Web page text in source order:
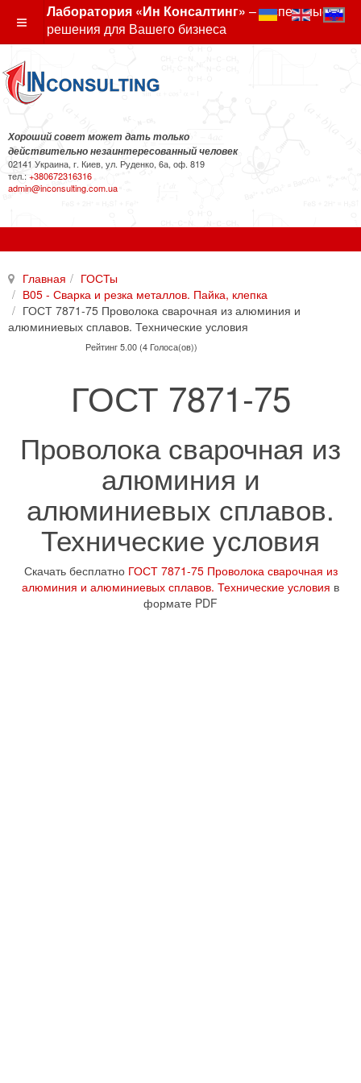
Лаборатория «Ин Консалтинг» – экспертные
решения для Вашего бизнеса
Хороший совет может дать только
действительно незаинтересованный человек
02141 Украина, г. Киев, ул. Руденко, 6а, оф. 819
тел.: +380672316316
admin@inconsulting.com.ua
Главная
ГОСТы
В05 - Сварка и резка металлов. Пайка, клепка
ГОСТ 7871-75 Проволока сварочная из алюминия и
алюминиевых сплавов. Технические условия
Рейтинг 5.00 (4 Голоса(ов))
ГОСТ 7871-75
Проволока сварочная из
алюминия и
алюминиевых сплавов.
Технические условия
Скачать бесплатно ГОСТ 7871-75 Проволока сварочная из
алюминия и алюминиевых сплавов. Технические условия в
формате PDF